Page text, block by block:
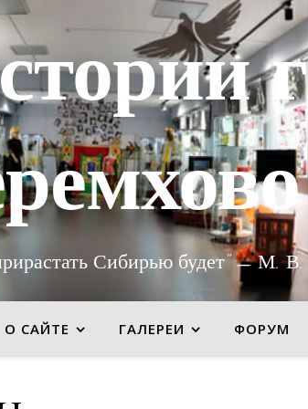
Сибирью будет" — М.
О САЙТЕ ГАЛЕРЕИ ФОРУМ